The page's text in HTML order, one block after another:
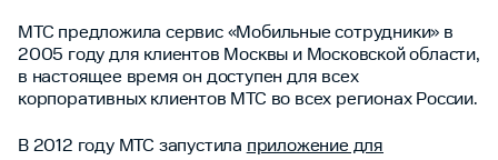
МТС предложила сервис «Мобильные сотрудники» в
2005 году для клиентов Москвы и Московской области,
в настоящее время он доступен для всех
корпоративных клиентов МТС во всех регионах России.
В 2012 году МТС запустила приложение для